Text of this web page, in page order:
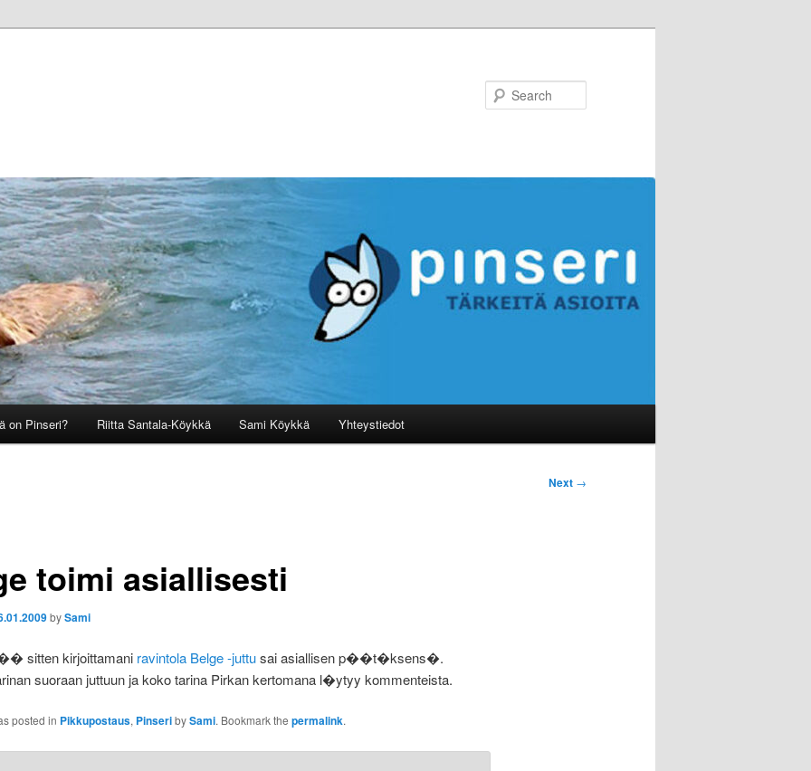
on Pinseri? Riitta Santala-Köykkä Sami Köykkä Yhteystiedot
Next →
toimi asiallisesti
bySami
sitten kirjoittamani ravintola Belge -juttusai asiallisen p��t�ksens�.
suoraan juttuun ja koko tarina Pirkan kertomana l�ytyy kommenteista.
posted in Pikkupostaus, PinseribySami. Bookmark the permalink.